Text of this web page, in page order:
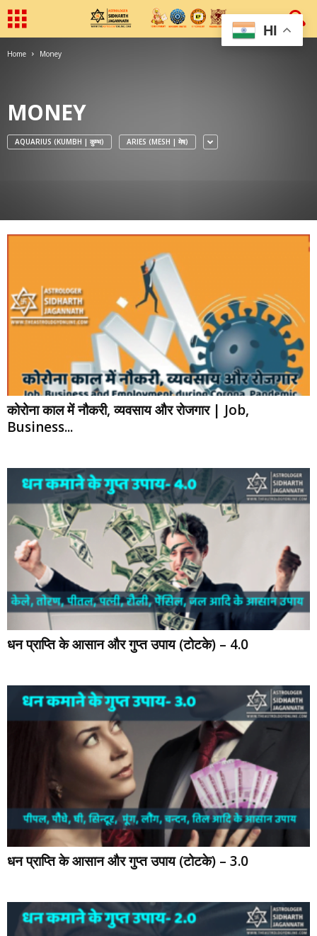
Home Money
MONEY
AQUARIUS (KUMBH | कुम्भ) ARIES (MESH | मेष)
कोरोना काल में नौकरी, व्यवसाय और रोजगार | Job,
Business...
धन प्राप्ति के आसान और गुप्त उपाय (टोटके) – 4.0
धन प्राप्ति के आसान और गुप्त उपाय (टोटके) – 3.0
HI